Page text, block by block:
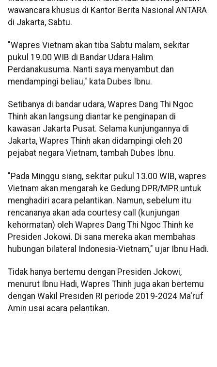
wawancara khusus di Kantor Berita Nasional ANTARA
di Jakarta, Sabtu.
"Wapres Vietnam akan tiba Sabtu malam, sekitar
pukul 19.00 WIB di Bandar Udara Halim
Perdanakusuma. Nanti saya menyambut dan
mendampingi beliau," kata Dubes Ibnu.
Setibanya di bandar udara, Wapres Dang Thi Ngoc
Thinh akan langsung diantar ke penginapan di
kawasan Jakarta Pusat. Selama kunjungannya di
Jakarta, Wapres Thinh akan didampingi oleh 20
pejabat negara Vietnam, tambah Dubes Ibnu.
"Pada Minggu siang, sekitar pukul 13.00 WIB, wapres
Vietnam akan mengarah ke Gedung DPR/MPR untuk
menghadiri acara pelantikan. Namun, sebelum itu
rencananya akan ada courtesy call (kunjungan
kehormatan) oleh Wapres Dang Thi Ngoc Thinh ke
Presiden Jokowi. Di sana mereka akan membahas
hubungan bilateral Indonesia-Vietnam," ujar Ibnu Hadi.
Tidak hanya bertemu dengan Presiden Jokowi,
menurut Ibnu Hadi, Wapres Thinh juga akan bertemu
dengan Wakil Presiden RI periode 2019-2024 Ma'ruf
Amin usai acara pelantikan.